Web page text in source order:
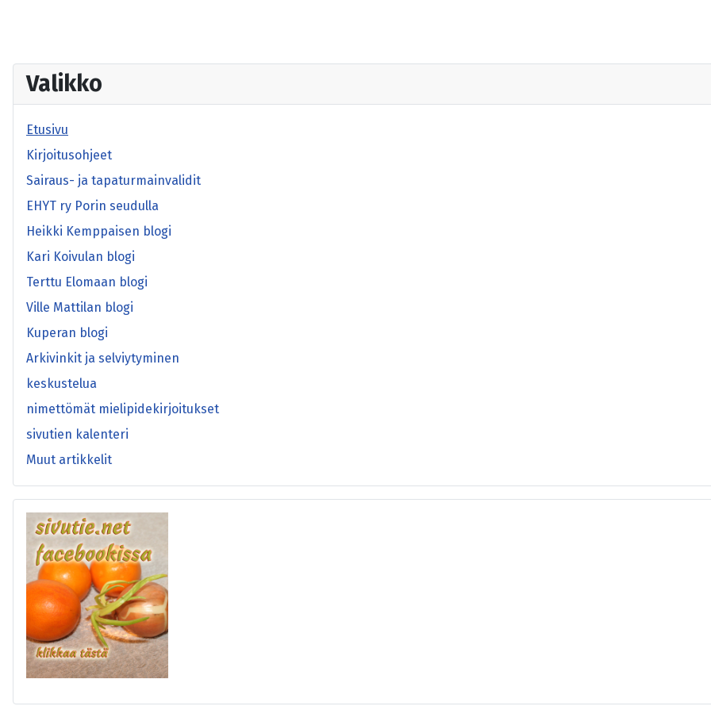
Valikko
Etusivu
Kirjoitusohjeet
Sairaus- ja tapaturmainvalidit
EHYT ry Porin seudulla
Heikki Kemppaisen blogi
Kari Koivulan blogi
Terttu Elomaan blogi
Ville Mattilan blogi
Kuperan blogi
Arkivinkit ja selviytyminen
keskustelua
nimettömät mielipidekirjoitukset
sivutien kalenteri
Muut artikkelit